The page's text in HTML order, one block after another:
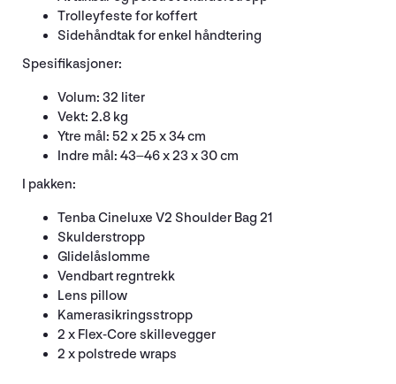
Trolleyfeste for koffert
Sidehåndtak for enkel håndtering
Spesifikasjoner:
Volum: 32 liter
Vekt: 2.8 kg
Ytre mål: 52 x 25 x 34 cm
Indre mål: 43–46 x 23 x 30 cm
I pakken:
Tenba Cineluxe V2 Shoulder Bag 21
Skulderstropp
Glidelåslomme
Vendbart regntrekk
Lens pillow
Kamerasikringsstropp
2 x Flex-Core skillevegger
2 x polstrede wraps